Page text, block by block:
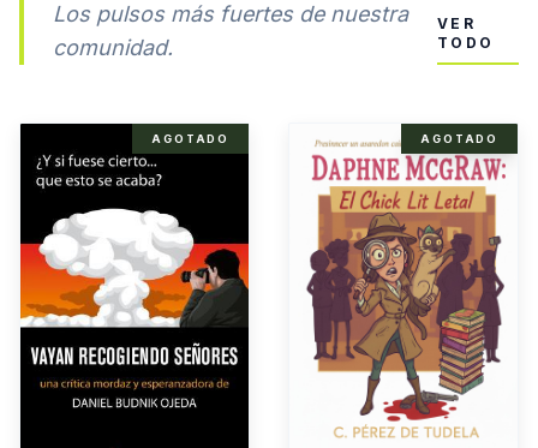
Los pulsos más fuertes de nuestra
comunidad.
VER
TODO
AGOTADO AGOTADO